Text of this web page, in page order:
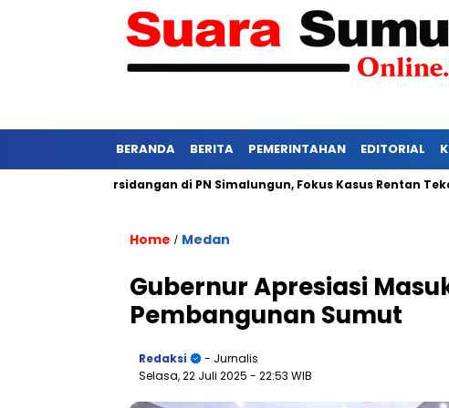
BERANDA BERITA PEMERINTAHAN EDITORIAL
Persidangan di PN Simalungun, Fokus Kasus Rentan Tekanan
Home / Medan
Gubernur Apresiasi
Pembangunan Sumut
Redaksi
- Jurnalis
Selasa, 22 Juli 2025 - 22:53 WIB